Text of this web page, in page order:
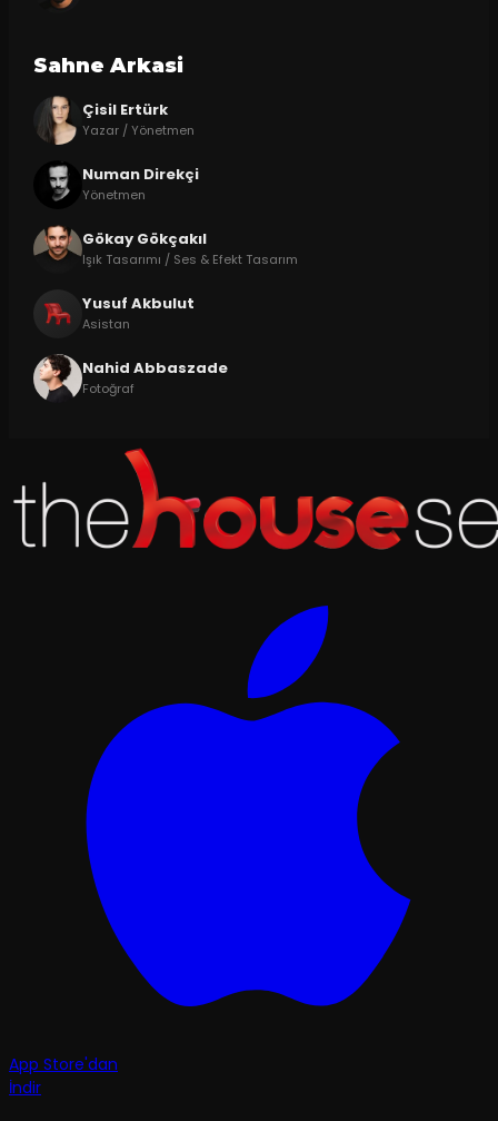
Sahne Arkasi
Çisil Ertürk
Yazar / Yönetmen
Numan Direkçi
Yönetmen
Gökay Gökçakıl
Işık Tasarımı / Ses & Efekt Tasarım
Yusuf Akbulut
Asistan
Nahid Abbaszade
Fotoğraf
App Store'dan
İndir